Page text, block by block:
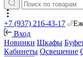
+7 (937) 216-43-17
Вход
Новинки Шкафы
Кабинеты Освещение